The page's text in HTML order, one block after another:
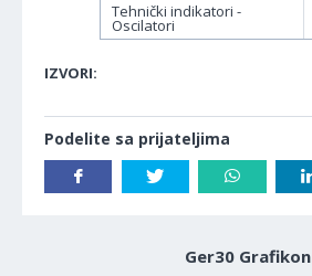
Tehnički indikatori -
Oscilatori
IZVORI:
Podelite sa prijateljima
Ger30 Grafikon